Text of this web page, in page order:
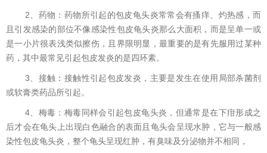
2、药物：药物所引起的包皮龟头炎常常会有搔痒、灼热感，而
且引发感染的部位不像感染性包皮龟头炎那么大面积，而是呈单一或
是一小片很表浅类似擦伤，且界限明显，最重要的是有先服用过某种
药，其中最常见引起包皮发炎的是四环素。
3、接触：接触性引起包皮发炎，主要是发生在使用局部杀菌剂
或软膏类药品所引起。
4、梅毒：梅毒同样会引起包皮龟头炎，但通常是在下疳形成之
后才会在龟头上出现白色融合的表面且龟头会呈现水肿，它与一般感
染性包皮龟头炎，整个龟头呈现红肿，有臭味及分泌物并不相同，